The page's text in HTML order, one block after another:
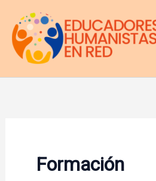
contenido
Formación